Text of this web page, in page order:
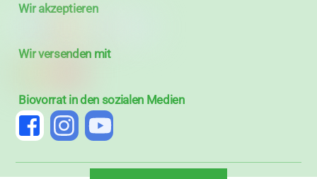
Wir akzeptieren
Wir versenden mit
Biovorrat in den sozialen Medien